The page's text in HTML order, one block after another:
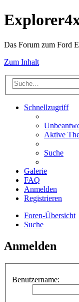
Das Forum zum Ford
Zum Inhalt
Schnellzugriff
Aktive
Suche
Galerie
FAQ
Anmelden
Registrieren
Foren-Übersicht
Suche
Anmelden
Benutzername: